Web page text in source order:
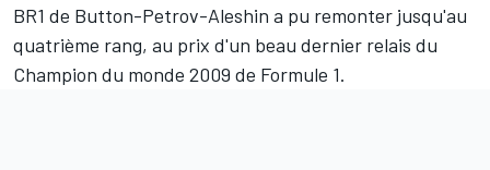
BR1 de Button-Petrov-Aleshin a pu remonter jusqu'au
quatrième rang, au prix d'un beau dernier relais du
Champion du monde 2009 de Formule 1.